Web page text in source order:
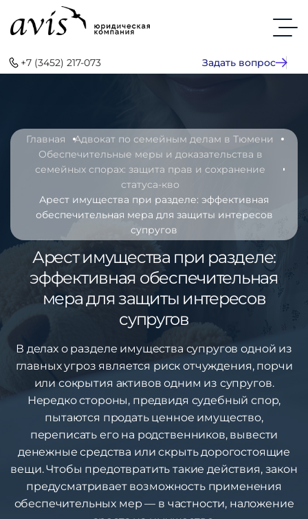
+7 (3452) 217-073 Задать вопрос
Главная
Адвокат по семейным делам в Тюмени
Обеспечительные меры и доказательства в
семейных спорах: защита прав и сохранение
статуса-кво
Арест имущества при разделе: эффективная
обеспечительная мера для защиты интересов
супругов
Арест имущества при разделе:
эффективная обеспечительная
мера для защиты интересов
супругов
В делах о разделе имущества супругов одной из
главных угроз является риск отчуждения, порчи
или сокрытия активов одним из супругов.
Нередко стороны, предвидя судебный спор,
пытаются продать ценное имущество,
переписать его на родственников, вывести
денежные средства или скрыть дорогостоящие
вещи. Чтобы предотвратить такие действия, закон
предусматривает возможность применения
обеспечительных мер — в частности, наложение